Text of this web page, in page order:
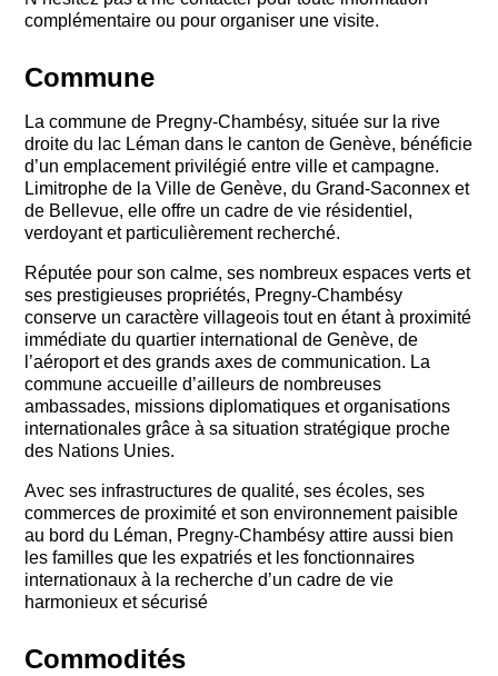
complémentaire ou pour organiser une visite.
Commune
La commune de Pregny-Chambésy, située sur la rive
droite du lac Léman dans le canton de Genève, bénéficie
d’un emplacement privilégié entre ville et campagne.
Limitrophe de la Ville de Genève, du Grand-Saconnex et
de Bellevue, elle offre un cadre de vie résidentiel,
verdoyant et particulièrement recherché.
Réputée pour son calme, ses nombreux espaces verts et
ses prestigieuses propriétés, Pregny-Chambésy
conserve un caractère villageois tout en étant à proximité
immédiate du quartier international de Genève, de
l’aéroport et des grands axes de communication. La
commune accueille d’ailleurs de nombreuses
ambassades, missions diplomatiques et organisations
internationales grâce à sa situation stratégique proche
des Nations Unies.
Avec ses infrastructures de qualité, ses écoles, ses
commerces de proximité et son environnement paisible
au bord du Léman, Pregny-Chambésy attire aussi bien
les familles que les expatriés et les fonctionnaires
internationaux à la recherche d’un cadre de vie
harmonieux et sécurisé
Commodités